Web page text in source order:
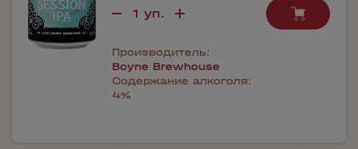
Производитель:
Boyne Brewhouse
Содержание алкоголя:
4%